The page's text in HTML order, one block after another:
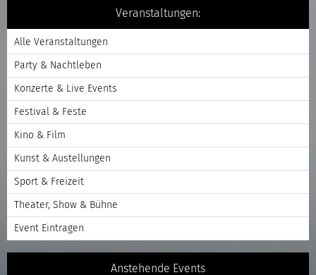
Veranstaltungen:
Alle Veranstaltungen
Party & Nachtleben
Konzerte & Live Events
Festival & Feste
Kino & Film
Kunst & Austellungen
Sport & Freizeit
Theater, Show & Bühne
Event Eintragen
Anstehende Events